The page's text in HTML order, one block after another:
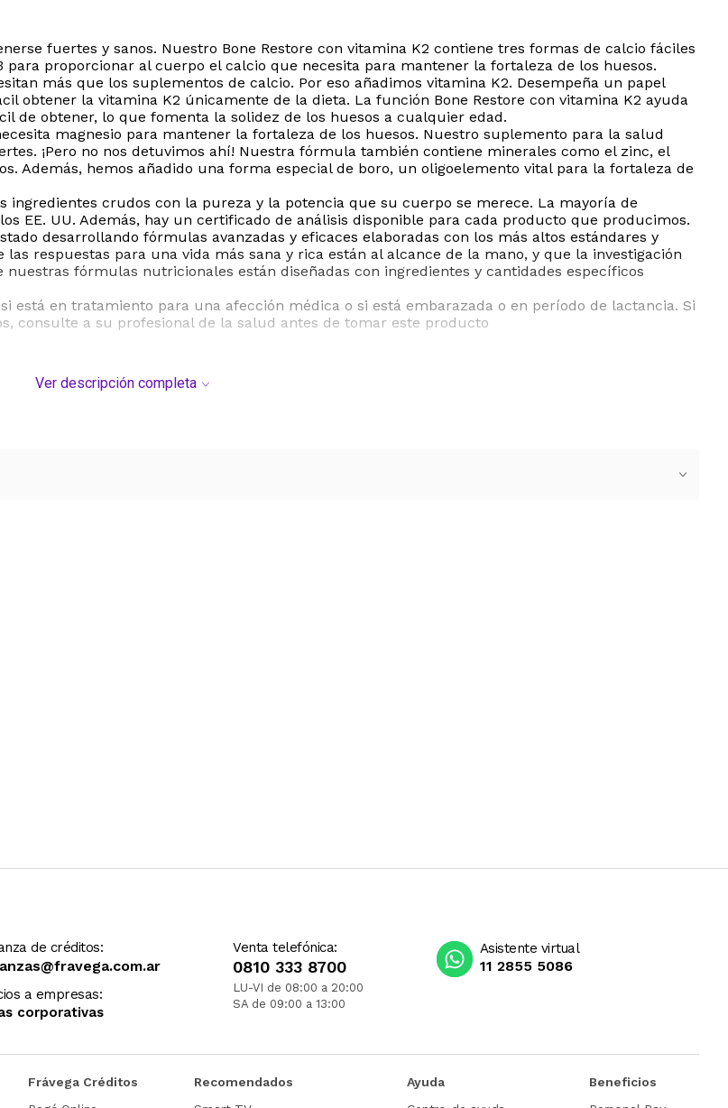
fuertes y sanos. Nuestro Bone Restore con vitamina K2 contiene tres formas de calcio fáciles
proporcionar al cuerpo el calcio que necesita para mantener la fortaleza de los huesos.
más que los suplementos de calcio. Por eso añadimos vitamina K2. Desempeña un papel
obtener la vitamina K2 únicamente de la dieta. La función Bone Restore con vitamina K2 ayuda
de obtener, lo que fomenta la solidez de los huesos a cualquier edad.
magnesio para mantener la fortaleza de los huesos. Nuestro suplemento para la salud
¡Pero no nos detuvimos ahí! Nuestra fórmula también contiene minerales como el zinc, el
Además, hemos añadido una forma especial de boro, un oligoelemento vital para la fortaleza de
crudos con la pureza y la potencia que su cuerpo se merece. La mayoría de
EE. UU. Además, hay un certificado de análisis disponible para cada producto que producimos.
desarrollando fórmulas avanzadas y eficaces elaboradas con los más altos estándares y
respuestas para una vida más sana y rica están al alcance de la mano, y que la investigación
fórmulas nutricionales están diseñadas con ingredientes y cantidades específicos
en tratamiento para una afección médica o si está embarazada o en período de lactancia. Si
consulte a su profesional de la salud antes de tomar este producto
Ver descripción completa
de créditos:
a empresas:
corporativas
Venta telefónica:
0810 333 8700
LU-VI de 08:00 a 20:00
SA de 09:00 a 13:00
Asistente virtual
11 2855 5086
Frávega Créditos
Recomendados
Ayuda
Beneficios